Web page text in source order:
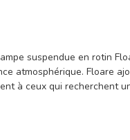
suspendue en rotin
atmosphérique. Floare
à ceux qui recherchent